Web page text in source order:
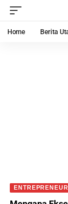
Home Berita
ENTREPRENEUR